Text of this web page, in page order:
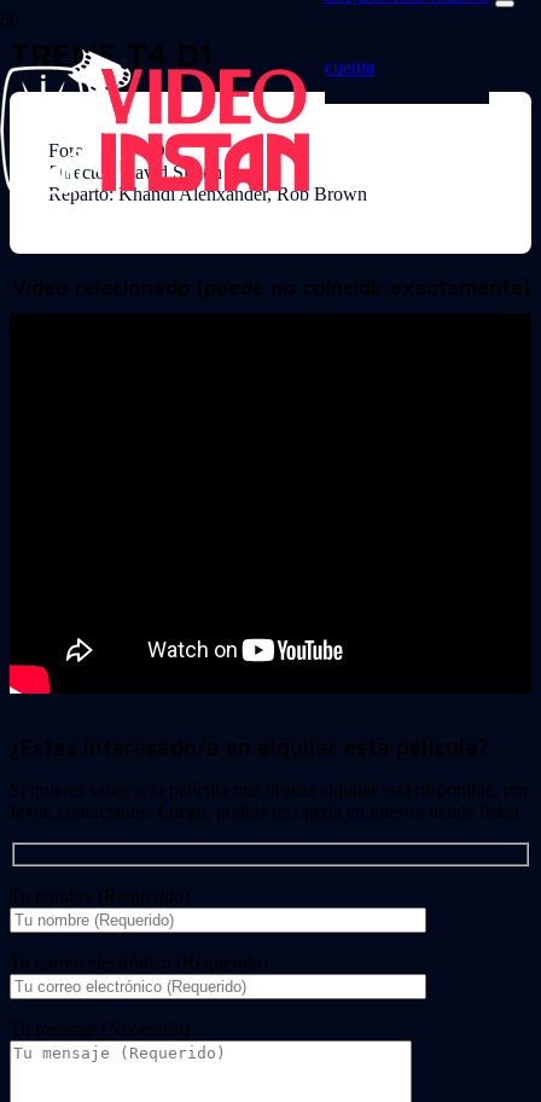
cuenta
TREME T4 D1
Formato: DVD
Director: David Simon
Reparto: Khandi Alenxander, Rob Brown
Video relacionado (puede no coincidir exactamente)
¿Estas interesado/a en alquilar esta película?
Si quieres saber si la película que deseas alquilar está disponible, por
favor, contáctanos. Luego, podrás recogerla en nuestra tienda física.
Tu nombre (Requerido)
Tu correo electrónico (Requerido)
Tu mensaje (Necesario)